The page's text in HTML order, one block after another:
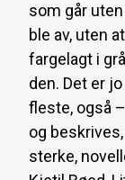
som går
ble av, uten
fargelagt i
den. Det er
fleste, også
og
sterke,